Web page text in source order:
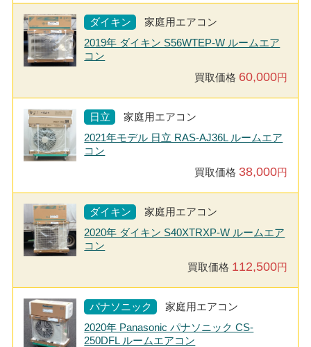
ダイキン
家庭用エアコン
2019年 ダイキン S56WTEP-W ルームエア
コン
買取価格 60,000円
日立
家庭用エアコン
2021年モデル 日立 RAS-AJ36L ルームエア
コン
買取価格 38,000円
ダイキン
家庭用エアコン
2020年 ダイキン S40XTRXP-W ルームエア
コン
買取価格 112,500円
パナソニック
家庭用エアコン
2020年 Panasonic パナソニック CS-
250DFL ルームエアコン